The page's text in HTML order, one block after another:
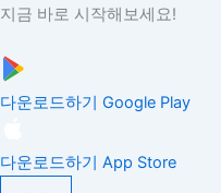
지금 바로 시작해보세요!
다운로드하기 Google Play
다운로드하기 App Store